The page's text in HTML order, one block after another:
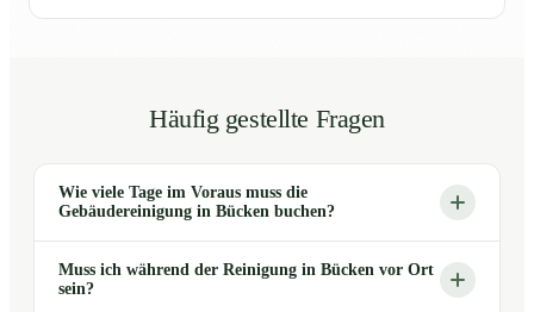
Häufig gestellte Fragen
Wie viele Tage im Voraus muss die
Gebäudereinigung in Bücken buchen?
Muss ich während der Reinigung in Bücken vor Ort
sein?